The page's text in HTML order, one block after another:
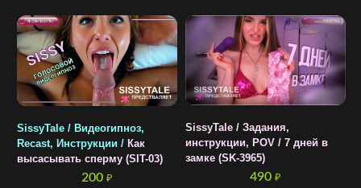
SissyTale / Видеогипноз,
Recast, Инструкции / Как
высасывать сперму (SIT-03)
200 ₽
SissyTale / Задания,
инструкции, POV / 7 дней в
замке (SK-3965)
490 ₽